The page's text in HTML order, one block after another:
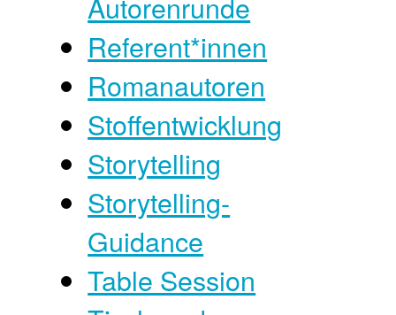
Referent*innen
Romanautoren
Stoffentwicklung
Storytelling
Storytelling-
Guidance
Table Session